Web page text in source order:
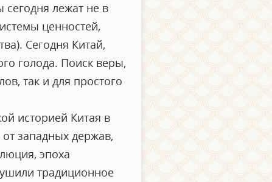
лежат не в
ценностей,
Сегодня Китай,
голода. Поиск веры,
так и для простого
историей Китая в
западных держав,
эпоха
традиционное